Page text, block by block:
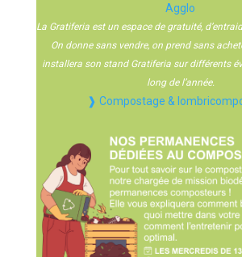
Agglo
La Gratiferia est un espace de gratuité,
On donne sans vendre, on prend sans
installera son stand Gratiferia sur différents
long de l’année.
❱ Compostage &